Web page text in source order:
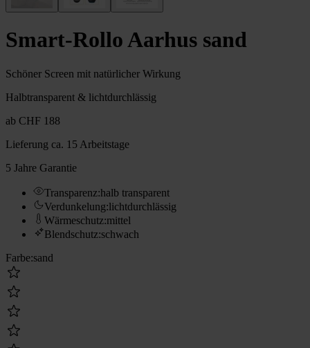
Smart-Rollo Aarhus sand
Schöner Screen mit natürlicher Wirkung
Halbtransparent & lichtdurchlässig
ab CHF 188
Lieferung ca. 15 Arbeitstage
5 Jahre Garantie
Transparenz:halb transparent
Verdunkelung:lichtdurchlässig
Wärmeschutz:mittel
Blendschutz:schwach
Farbe:sand